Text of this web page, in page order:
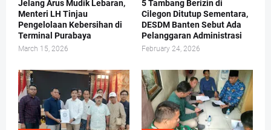
Jelang Arus Mudik Lebaran,
Menteri LH Tinjau
Pengelolaan Kebersihan di
Terminal Purabaya
March 15, 2026
5 Tambang Berizin di
Cilegon Ditutup Sementara,
DESDM Banten Sebut Ada
Pelanggaran Administrasi
February 24, 2026